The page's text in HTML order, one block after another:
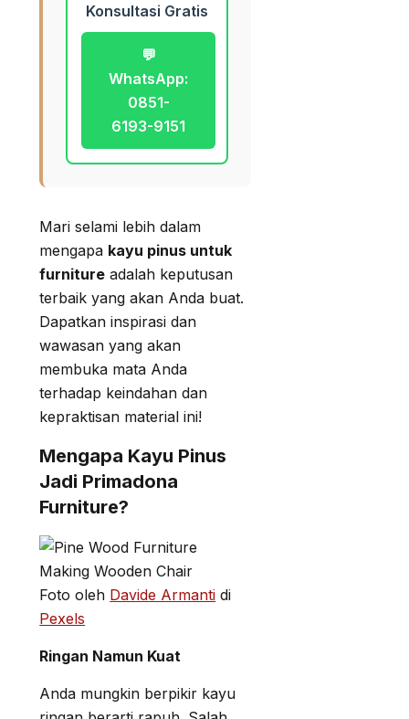
Konsultasi Gratis
💬
WhatsApp:
0851-
6193-9151
Mari selami lebih dalam
mengapa kayu pinus untuk
furniture adalah keputusan
terbaik yang akan Anda buat.
Dapatkan inspirasi dan
wawasan yang akan
membuka mata Anda
terhadap keindahan dan
kepraktisan material ini!
Mengapa Kayu Pinus
Jadi Primadona
Furniture?
Foto oleh Davide Armanti di
Pexels
Ringan Namun Kuat
Anda mungkin berpikir kayu